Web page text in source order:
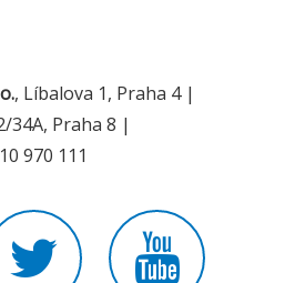
, Líbalova 1, Praha 4 |
34A, Praha 8 |
970 111